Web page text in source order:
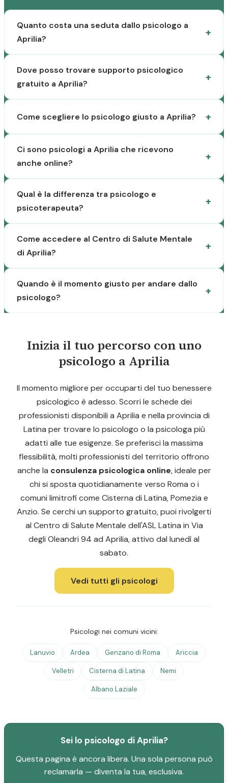
Quanto costa una seduta dallo psicologo a
Aprilia?
Dove posso trovare supporto psicologico
gratuito a Aprilia?
Come scegliere lo psicologo giusto a Aprilia?
Ci sono psicologi a Aprilia che ricevono
anche online?
Qual è la differenza tra psicologo e
psicoterapeuta?
Come accedere al Centro di Salute Mentale
di Aprilia?
Quando è il momento giusto per andare dallo
psicologo?
Inizia il tuo percorso con uno
psicologo a Aprilia
Il momento migliore per occuparti del tuo benessere
psicologico è adesso. Scorri le schede dei
professionisti disponibili a Aprilia e nella provincia di
Latina per trovare lo psicologo o la psicologa più
adatti alle tue esigenze. Se preferisci la massima
flessibilità, molti professionisti del territorio offrono
anche la consulenza psicologica online, ideale per
chi si sposta quotidianamente verso Roma o i
comuni limitrofi come Cisterna di Latina, Pomezia e
Anzio. Se cerchi un supporto gratuito, puoi rivolgerti
al Centro di Salute Mentale dell'ASL Latina in Via
degli Oleandri 94 ad Aprilia, attivo dal lunedì al
sabato.
Vedi tutti gli psicologi
Psicologi nei comuni vicini:
Lanuvio Ardea Genzano di Roma Ariccia
Velletri Cisterna di Latina Nemi
Albano Laziale
Sei lo psicologo di Aprilia?
Questa pagina è ancora libera. Una sola persona può
reclamarla — diventa la tua, esclusiva.